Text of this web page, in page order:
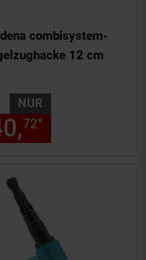
combisystem-
12 cm
NUR
72*